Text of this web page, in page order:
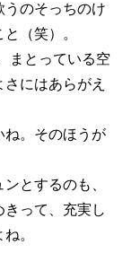
うのそっちのけ
（笑）。
まとっている空
にはあらがえ
。そのほうが
とするのも、
きって、充実し
。